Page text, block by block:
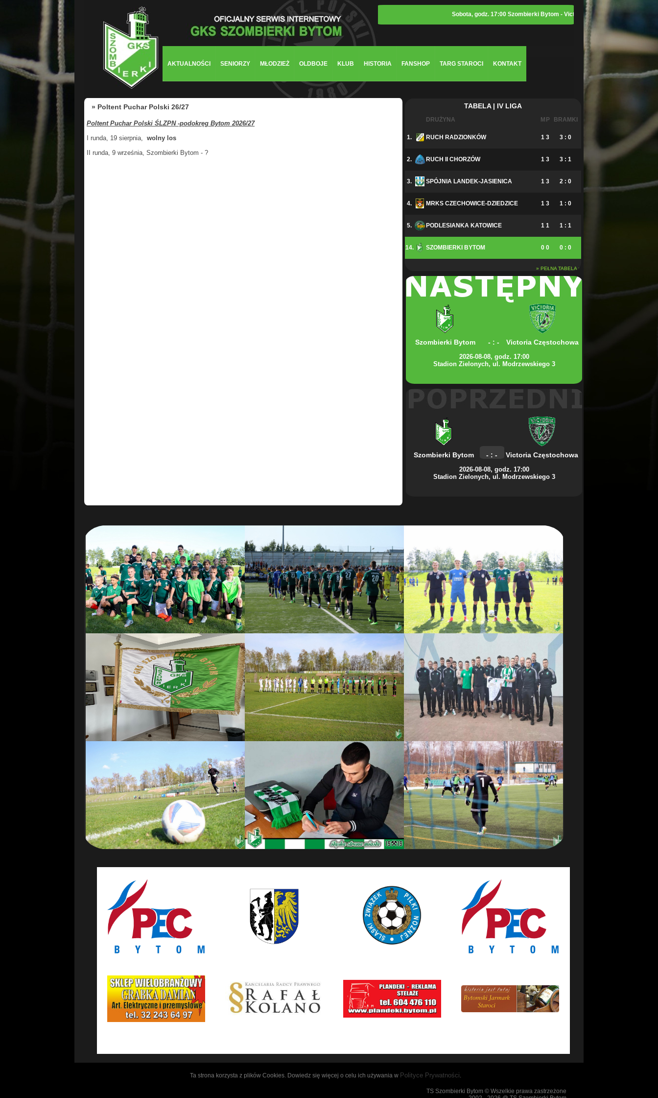
Sobota, godz. 17:00 Szombierki Bytom - Victoria Częstochowa
AKTUALNOŚCI SENIORZY MŁODZIEŻ OLDBOJE KLUB HISTORIA FANSHOP TARG STAROCI KONTAKT
» Poltent Puchar Polski 26/27
Poltent Puchar Polski ŚLZPN -podokręg Bytom 2026/27
I runda, 19 sierpnia, wolny los
II runda, 9 września, Szombierki Bytom - ?
TABELA | IV LIGA
DRUŻYNA M P BRAMKI
1. RUCH RADZIONKÓW 1 3 3 : 0
2. RUCH II CHORZÓW 1 3 3 : 1
3. SPÓJNIA LANDEK-JASIENICA 1 3 2 : 0
4. MRKS CZECHOWICE-DZIEDZICE 1 3 1 : 0
5. PODLESIANKA KATOWICE 1 1 1 : 1
14. SZOMBIERKI BYTOM 0 0 0 : 0
» PEŁNA TABELA »
Szombierki Bytom - : - Victoria Częstochowa
2026-08-08, godz. 17:00
Stadion Zielonych, ul. Modrzewskiego 3
Szombierki Bytom - : - Victoria Częstochowa
2026-08-08, godz. 17:00
Stadion Zielonych, ul. Modrzewskiego 3
Ta strona korzysta z plików Cookies. Dowiedz się więcej o celu ich używania w Polityce Prywatności.
TS Szombierki Bytom © Wszelkie prawa zastrzeżone